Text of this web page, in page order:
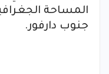
المساحة
جنوب دارفور.